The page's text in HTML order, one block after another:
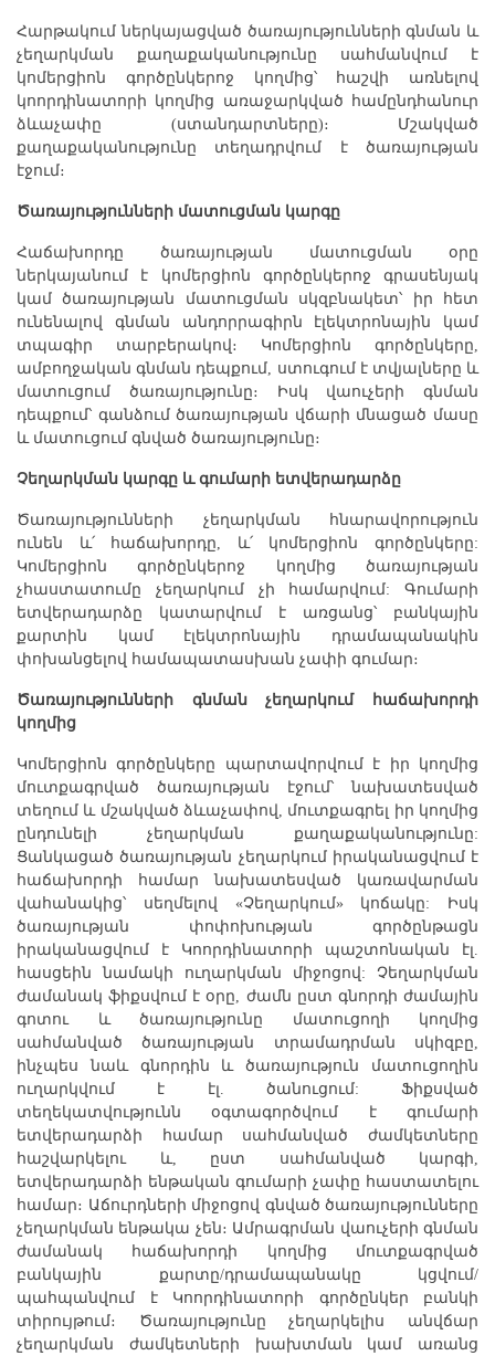
Հարթակում ներկայացված ծառայությունների գնման և
չեղարկման քաղաքականությունը սահմանվում է
կոմերցիոն գործընկերոջ կողմից՝ հաշվի առնելով
կոորդինատորի կողմից առաջարկված համընդհանուր
ձևաչափը (ստանդարտները)։ Մշակված
քաղաքականությունը տեղադրվում է ծառայության
էջում։
Ծառայությունների մատուցման կարգը
Հաճախորդը ծառայության մատուցման օրը
ներկայանում է կոմերցիոն գործընկերոջ գրասենյակ
կամ ծառայության մատուցման սկզբնակետ՝ իր հետ
ունենալով գնման անդորրագիրն էլեկտրոնային կամ
տպագիր տարբերակով։ Կոմերցիոն գործընկերը,
ամբողջական գնման դեպքում, ստուգում է տվյալները և
մատուցում ծառայությունը։ Իսկ վաուչերի գնման
դեպքում՝ գանձում ծառայության վճարի մնացած մասը
և մատուցում գնված ծառայությունը։
Չեղարկման կարգը և գումարի ետվերադարձը
Ծառայությունների չեղարկման հնարավորություն
ունեն և՛ հաճախորդը, և՛ կոմերցիոն գործընկերը:
Կոմերցիոն գործընկերոջ կողմից ծառայության
չհաստատումը չեղարկում չի համարվում: Գումարի
ետվերադարձը կատարվում է առցանց՝ բանկային
քարտին կամ էլեկտրոնային դրամապանակին
փոխանցելով համապատասխան չափի գումար։
Ծառայությունների գնման չեղարկում հաճախորդի
կողմից
Կոմերցիոն գործընկերը պարտավորվում է իր կողմից
մուտքագրված ծառայության էջում՝ նախատեսված
տեղում և մշակված ձևաչափով, մուտքագրել իր կողմից
ընդունելի չեղարկման քաղաքականությունը:
Ցանկացած ծառայության չեղարկում իրականացվում է
հաճախորդի համար նախատեսված կառավարման
վահանակից՝ սեղմելով «Չեղարկում» կոճակը: Իսկ
ծառայության փոփոխության գործընթացն
իրականացվում է Կոորդինատորի պաշտոնական էլ.
հասցեին նամակի ուղարկման միջոցով: Չեղարկման
ժամանակ ֆիքսվում է օրը, ժամն ըստ գնորդի ժամային
գոտու և ծառայությունը մատուցողի կողմից
սահմանված ծառայության տրամադրման սկիզբը,
ինչպես նաև գնորդին և ծառայություն մատուցողին
ուղարկվում է էլ. ծանուցում: Ֆիքսված
տեղեկատվությունն օգտագործվում է գումարի
ետվերադարձի համար սահմանված ժամկետները
հաշվարկելու և, ըստ սահմանված կարգի,
ետվերադարձի ենթական գումարի չափը հաստատելու
համար։ Աճուրդների միջոցով գնված ծառայությունները
չեղարկման ենթակա չեն։ Ամրագրման վաուչերի գնման
ժամանակ հաճախորդի կողմից մուտքագրված
բանկային քարտը/դրամապանակը կցվում/
պահպանվում է Կոորդինատորի գործընկեր բանկի
տիրույթում։ Ծառայությունը չեղարկելիս անվճար
չեղարկման ժամկետների խախտման կամ առանց